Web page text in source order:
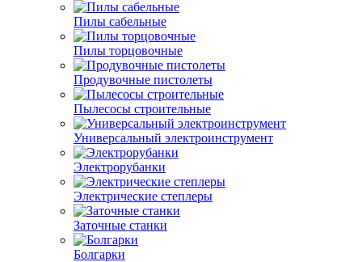
Пилы сабельные
Пилы торцовочные
Продувочные пистолеты
Пылесосы строительные
Универсальный электроинструмент
Электрорубанки
Электрические степлеры
Заточные станки
Болгарки